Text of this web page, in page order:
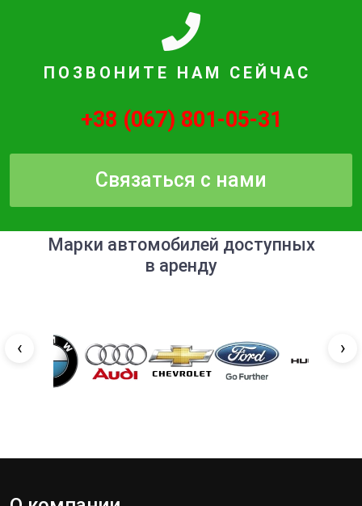
ПОЗВОНИТЕ НАМ СЕЙЧАС
+38 (067) 801-05-31
Связаться с нами
Марки автомобилей доступных
в аренду
‹ ›